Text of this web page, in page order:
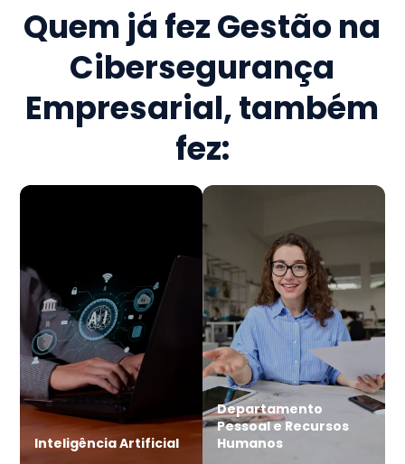
Quem já fezGestão na
Cibersegurança
Empresarial, também
fez:
Inteligência Artificial
Departamento
Pessoal e Recursos
Humanos